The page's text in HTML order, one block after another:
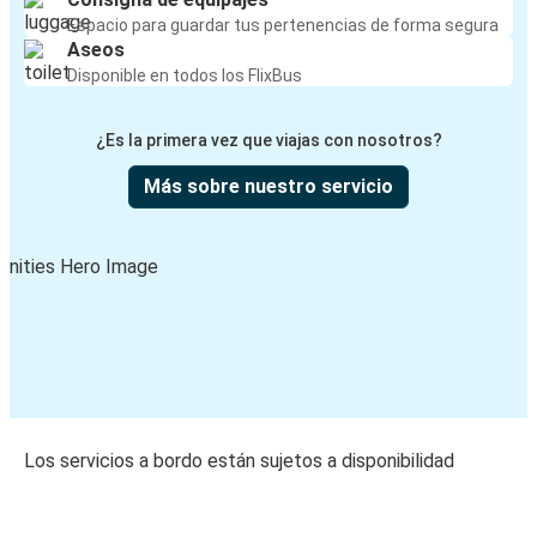
Espacio para guardar tus pertenencias de forma segura
Aseos
Disponible en todos los FlixBus
¿Es la primera vez que viajas con nosotros?
Más sobre nuestro servicio
Los servicios a bordo están sujetos a disponibilidad